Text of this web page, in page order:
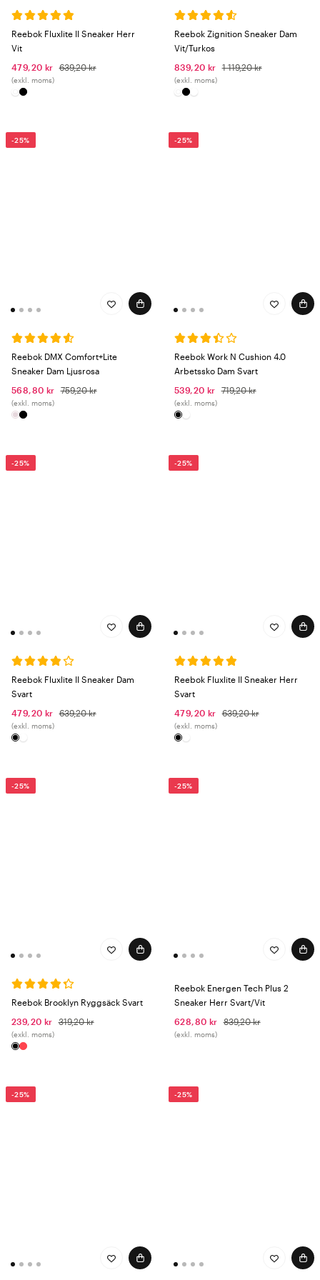
Reebok Fluxlite II Sneaker Herr
Vit
479,20 kr
639,20 kr
(exkl. moms)
Reebok Zignition Sneaker Dam
Vit/Turkos
839,20 kr
1 119,20 kr
(exkl. moms)
-25%
Reebok DMX Comfort+Lite
Sneaker Dam Ljusrosa
568,80 kr
759,20 kr
(exkl. moms)
-25%
Reebok Work N Cushion 4.0
Arbetssko Dam Svart
539,20 kr
719,20 kr
(exkl. moms)
-25%
Reebok Fluxlite II Sneaker Dam
Svart
479,20 kr
639,20 kr
(exkl. moms)
-25%
Reebok Fluxlite II Sneaker Herr
Svart
479,20 kr
639,20 kr
(exkl. moms)
-25%
Reebok Brooklyn Ryggsäck Svart
239,20 kr
319,20 kr
(exkl. moms)
-25%
Reebok Energen Tech Plus 2
Sneaker Herr Svart/Vit
628,80 kr
839,20 kr
(exkl. moms)
-25% -25%